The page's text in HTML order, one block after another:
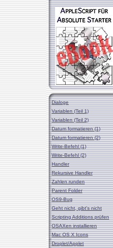
Dialoge
Variablen (Teil 1)
Variablen (Teil 2)
Datum formatieren (1)
Datum formatieren (2)
Write-Befehl (1)
Write-Befehl (2)
Handler
Rekursive Handler
Zahlen runden
Parent Folder
OS9-Bug
Geht nicht, gibt's nicht
Scripting Additions prüfen
OSAXen installieren
Mac OS X Icons
Droplet/Applet